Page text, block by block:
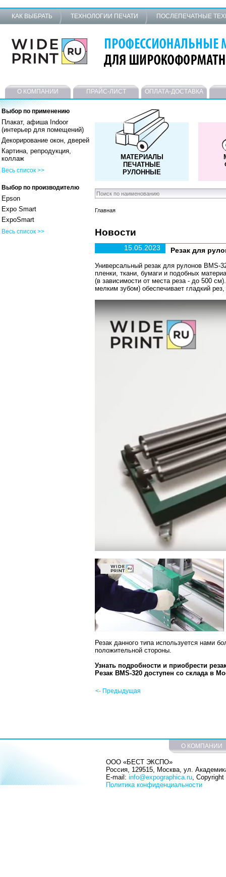
КАК ВЫБРАТЬ ТЕХНОЛОГИИ ПЕЧАТИ ПОСЛЕПЕЧАТНЫЕ
О КОМПАНИИ ПРАЙС-ЛИСТ ОПЛАТА-ДОСТАВКА
Выбор по применению
Плакат, афиша Indoor
(интерьер для помещений)
Декорирование окон, дверей
Картина, репродукция,
коллаж
Весь список >>
Выбор по производителю
Epson
Expo Smart
ExpoSmart
Весь список >>
МАТЕРИАЛЫ
ПЕЧАТНЫЕ
РУЛОННЫЕ
Главная
Новости
15.05.2023 Резак для
Универсальный резак для рулонов BMS-
пленки, ткани, бумаги и подобных
(в зависимости от места реза - до 500
мелким зубом) обеспечивает гладкий
Резак данного типа используется нами
положительной стороны.
Узнать подробности и приобрести
Резак BMS-320 доступен со склада в
<- Предыдущая
О КОМПАНИИ
ООО «БЕСТ ЭКСПО»
Россия, 129515, Москва, ул.
E-mail: info@expographica.ru,
Политика конфиденциальности